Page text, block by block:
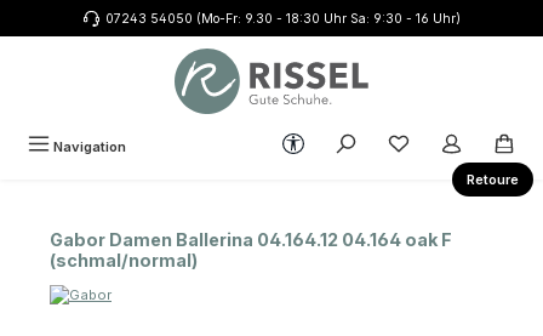
Zum Hauptinhalt springen07243 54050 (Mo-Fr: 9.30 - 18:30 Uhr Sa: 9:30 - 16 Uhr)
Retoure
Navigation Werkzeugleiste anzeigen
Du hast 0
Gabor Damen Ballerina 04.164.12 04.164 oak F
(schmal/normal)